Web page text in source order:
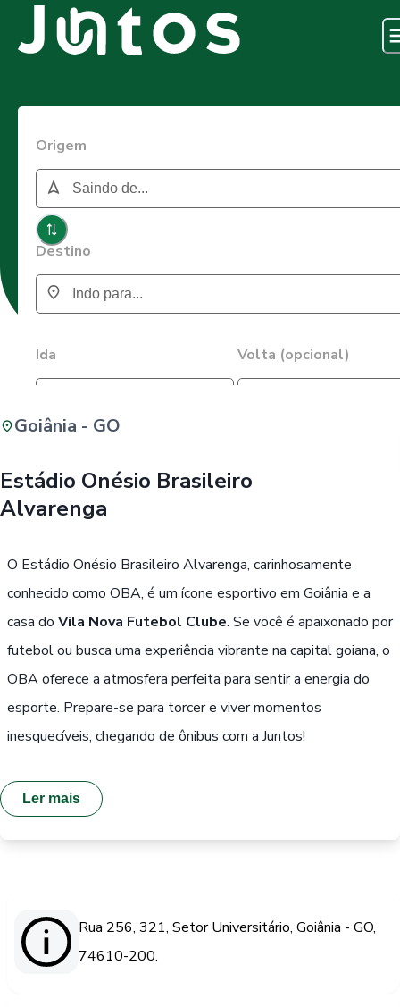
Origem
Destino
Ida Volta (opcional)
Goiânia - GO
Estádio Onésio Brasileiro
Alvarenga
O Estádio Onésio Brasileiro Alvarenga, carinhosamente
conhecido como OBA, é um ícone esportivo em Goiânia e a
casa do Vila Nova Futebol Clube. Se você é apaixonado por
futebol ou busca uma experiência vibrante na capital goiana, o
OBA oferece a atmosfera perfeita para sentir a energia do
esporte. Prepare-se para torcer e viver momentos
inesquecíveis, chegando de ônibus com a Juntos!
Ler mais
Rua 256, 321, Setor Universitário, Goiânia - GO,
74610-200.